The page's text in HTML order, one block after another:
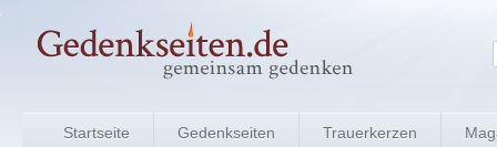
Startseite Gedenkseiten Trauerkerzen